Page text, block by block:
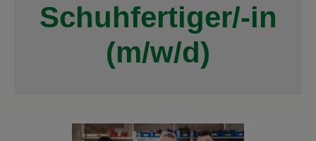
Schuhfertiger/-in
(m/w/d)